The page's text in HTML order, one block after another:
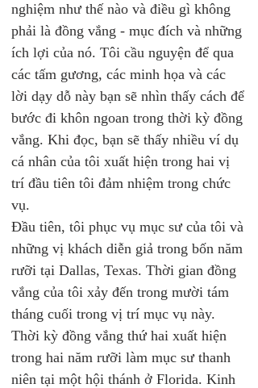
nghiệm như thế nào và điều gì không
phải là đồng vắng - mục đích và những
ích lợi của nó. Tôi cầu nguyện để qua
các tấm gương, các minh họa và các
lời dạy dỗ này bạn sẽ nhìn thấy cách để
bước đi khôn ngoan trong thời kỳ đồng
vắng. Khi đọc, bạn sẽ thấy nhiều ví dụ
cá nhân của tôi xuất hiện trong hai vị
trí đầu tiên tôi đảm nhiệm trong chức
vụ.
Đầu tiên, tôi phục vụ mục sư của tôi và
những vị khách diễn giả trong bốn năm
rưỡi tại Dallas, Texas. Thời gian đồng
vắng của tôi xảy đến trong mười tám
tháng cuối trong vị trí mục vụ này.
Thời kỳ đồng vắng thứ hai xuất hiện
trong hai năm rưỡi làm mục sư thanh
niên tại một hội thánh ở Florida. Kinh